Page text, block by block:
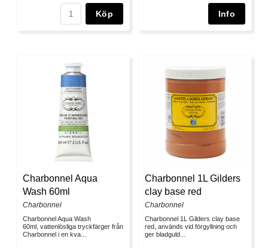
Köp
Charbonnel Aqua
Wash 60ml
Charbonnel
Charbonnel Aqua Wash
60ml, vattenlösliga tryckfärger från
Charbonnel i en kva...
Charbonnel 1L Gilders
clay base red
Charbonnel
Charbonnel 1L Gilders clay base
red, används vid förgyllning och
ger bladguld...